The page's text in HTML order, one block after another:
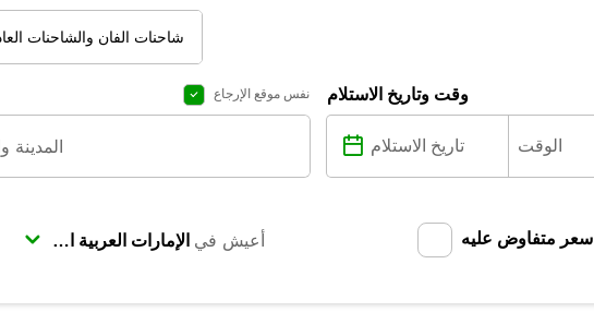
شاحنات الفان والشاحنات
نفس موقع الإرجاع وقت وتاريخ الاستلام
أعيش في سعر متفاوض عليه